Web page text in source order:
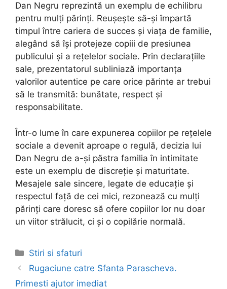
Dan Negru reprezintă un exemplu de echilibru
pentru mulți părinți. Reușește să-și împartă
timpul între cariera de succes și viața de familie,
alegând să își protejeze copiii de presiunea
publicului și a rețelelor sociale. Prin declarațiile
sale, prezentatorul subliniază importanța
valorilor autentice pe care orice părinte ar trebui
să le transmită: bunătate, respect și
responsabilitate.
Într-o lume în care expunerea copiilor pe rețelele
sociale a devenit aproape o regulă, decizia lui
Dan Negru de a-și păstra familia în intimitate
este un exemplu de discreție și maturitate.
Mesajele sale sincere, legate de educație și
respectul față de cei mici, rezonează cu mulți
părinți care doresc să ofere copiilor lor nu doar
un viitor strălucit, ci și o copilărie normală.
Categories
Stiri si sfaturi
Post
navigation
Rugaciune catre Sfanta Parascheva.
Primesti ajutor imediat